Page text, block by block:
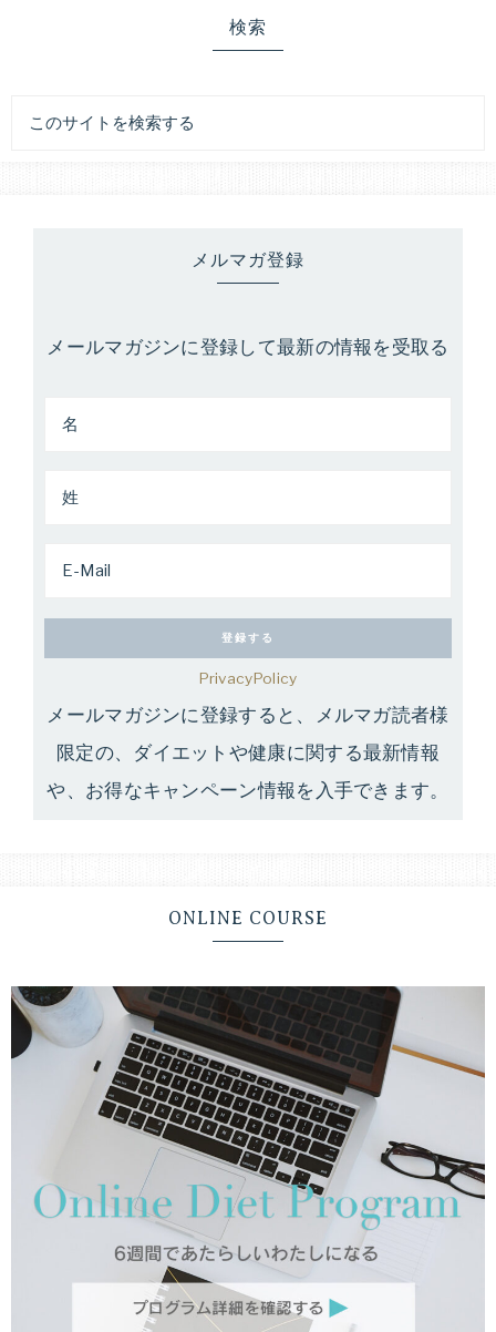
検索
メルマガ登録
メールマガジンに登録して最新の情報を受取る
PrivacyPolicy
メールマガジンに登録すると、メルマガ読者様
限定の、ダイエットや健康に関する最新情報
や、お得なキャンペーン情報を入手できます。
ONLINE COURSE